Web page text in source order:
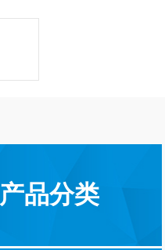
产品分类